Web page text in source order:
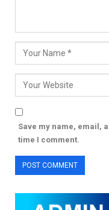
Save my name, email,
time I comment.